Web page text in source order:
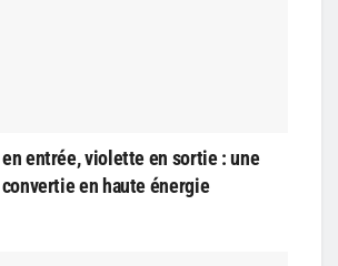
entrée, violette en sortie : une
en haute énergie